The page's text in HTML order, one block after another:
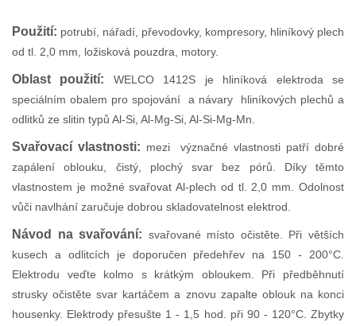
Použití: potrubí, nářadí, převodovky, kompresory, hliníkový plech
od tl. 2,0 mm, ložisková pouzdra, motory.
Oblast použití:
WELCO 1412S je hliníková elektroda se
speciálním obalem pro spojování a návary hliníkových plechů a
odlitků ze slitin typů Al-Si, Al-Mg-Si, Al-Si-Mg-Mn.
Svařovací vlastnosti: mezi význačné vlastnosti patří dobré
zapálení oblouku, čistý, plochý svar bez pórů. Díky těmto
vlastnostem je možné svařovat Al-plech od tl. 2,0 mm. Odolnost
vůči navlhání zaručuje dobrou skladovatelnost elektrod.
Návod na svařování: svařované místo očistěte. Při větších
kusech a odlitcích je doporučen předehřev na 150 - 200°C.
Elektrodu veďte kolmo s krátkým obloukem. Při předběhnutí
strusky očistěte svar kartáčem a znovu zapalte oblouk na konci
housenky. Elektrody přesušte 1 - 1,5 hod. při 90 - 120°C. Zbytky